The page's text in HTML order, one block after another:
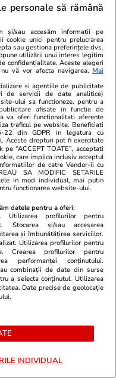
că sunt trase
deocadamdată
declarat el pentru
.
atacul
de elită ale
afirmă că
Israel şi
fi „şi mai
informează
lansate spre
iranienii au
Pe rețele
personale să rămână
și/sau accesăm informații pe
cookie unici pentru prelucrarea
sau gestiona preferințele dvs.
utilizării unui interes legitim
confidențialitate. Aceste alegeri
vă vor afecta navigarea. Mai
si agentiile de publicitate
de servicii de date analitice)
ului sa functioneze, pentru a
afisate in functie de
va oferi functionalitati aferente
traficul pe website. Beneficiati
22 din GDPR in legatura cu
Aceste drepturi pot fi exercitate
pe “ACCEPT TOATE”, acceptati
care implica inclusiv acceptul
de catre Vendor-ii cu
SA MODIFIC SETARILE
in mod individual, mai putin
functionarea website-ului.
datele pentru a oferi:
Utilizarea profilurilor pentru
Stocarea și/sau accesarea
și îmbunătățirea serviciilor.
Utilizarea profilurilor pentru
Crearea profilurilor pentru
performanței conținutului.
combinații de date din surse
a selecta conținutul. Utilizarea
Date precise de geolocație
INDIVIDUAL